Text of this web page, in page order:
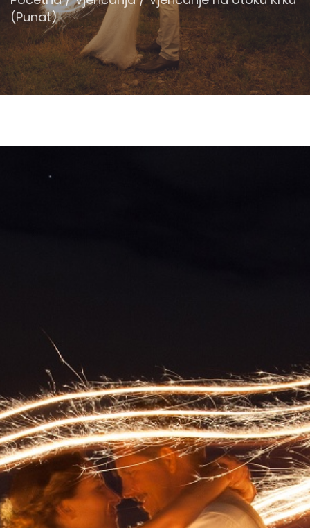
(Punat)